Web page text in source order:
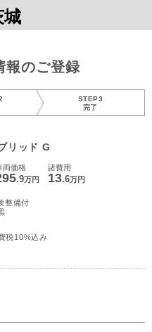
城
のご登録
STEP3
完了
リッド G
両価格
.9万円
諸費用
13.6万円
整備付
税10%込み